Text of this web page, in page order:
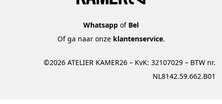
Whatsapp of Bel
Of ga naar onze klantenservice.
©2026 ATELIER KAMER26 – KvK: 32107029 – BTW nr.
NL8142.59.662.B01